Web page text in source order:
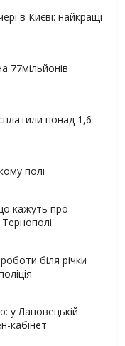
в Києві: найкращі
77мільйонів
понад 1,6
полі
кажуть про
біля річки
у Лановецькій
кабінет